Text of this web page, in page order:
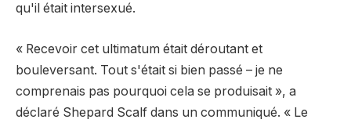
qu'il était intersexué.
« Recevoir cet ultimatum était déroutant et
bouleversant. Tout s'était si bien passé – je ne
comprenais pas pourquoi cela se produisait », a
déclaré Shepard Scalf dans un communiqué. « Le